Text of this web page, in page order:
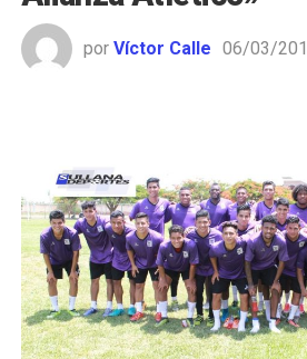
por Víctor Calle 06/03/